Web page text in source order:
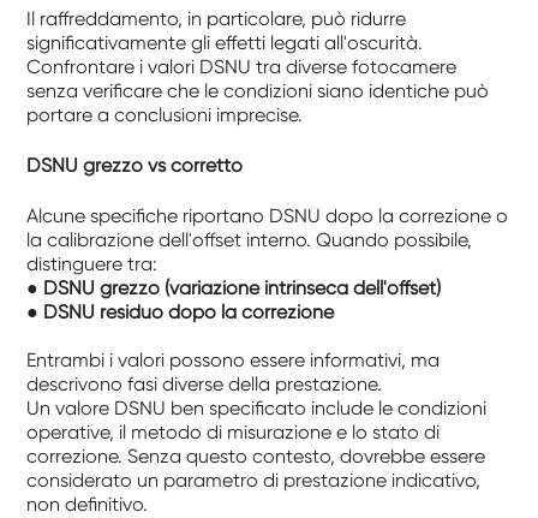
Il raffreddamento, in particolare, può ridurre
significativamente gli effetti legati all'oscurità.
Confrontare i valori DSNU tra diverse fotocamere
senza verificare che le condizioni siano identiche può
portare a conclusioni imprecise.
DSNU grezzo vs corretto
Alcune specifiche riportano DSNU dopo la correzione o
la calibrazione dell'offset interno. Quando possibile,
distinguere tra:
● DSNU grezzo (variazione intrinseca dell'offset)
● DSNU residuo dopo la correzione
Entrambi i valori possono essere informativi, ma
descrivono fasi diverse della prestazione.
Un valore DSNU ben specificato include le condizioni
operative, il metodo di misurazione e lo stato di
correzione. Senza questo contesto, dovrebbe essere
considerato un parametro di prestazione indicativo,
non definitivo.